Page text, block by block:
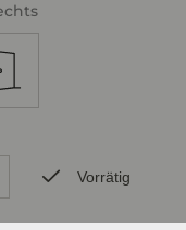
Vorrätig